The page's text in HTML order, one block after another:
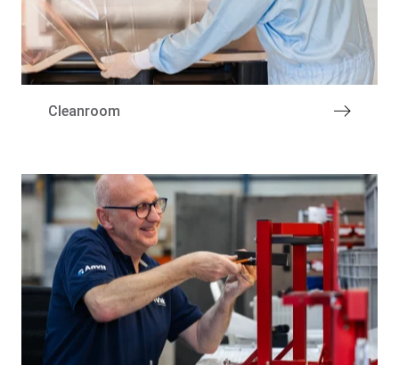
Marktsegmenten
Machinepark
Cleanroom